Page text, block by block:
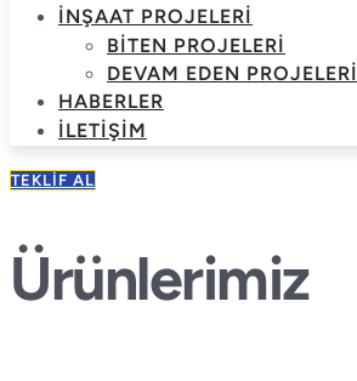
İNŞAAT PROJELERI
BITEN PROJELERI
DEVAM EDEN PROJELERI
HABERLER
İLETIŞIM
TEKLIF AL
Ürünlerimiz